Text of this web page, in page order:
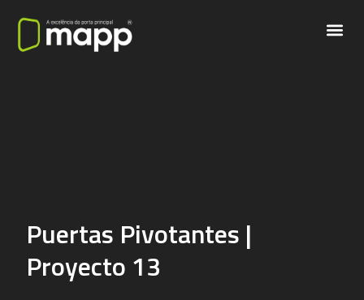
Puertas Pivotantes |
Proyecto 13